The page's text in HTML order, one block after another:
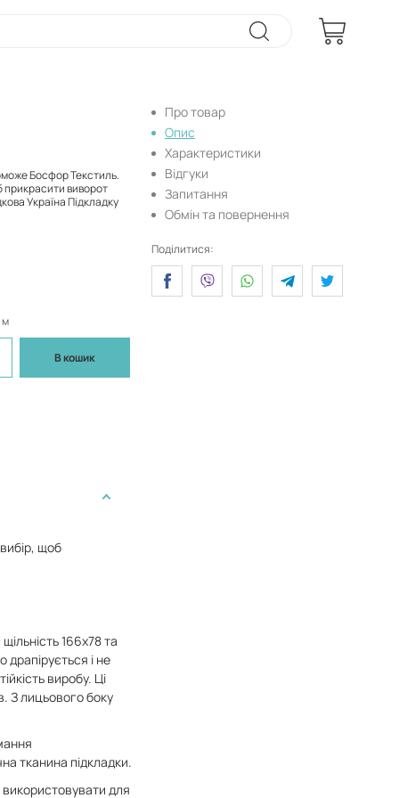
Босфор Текстиль.
прикрасити виворот
Україна Підкладку
м
В кошик
щоб
166х78 та
драпірується і не
виробу. Ці
З лицьового боку
тканина підкладки.
для
Про товар
Опис
Характеристики
Відгуки
Запитання
Обмін та повернення
Поділитися: